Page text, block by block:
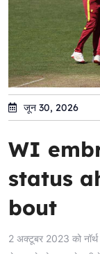
जून 30, 2026
WI
status
bout
2 अक्टूबर 2023 को